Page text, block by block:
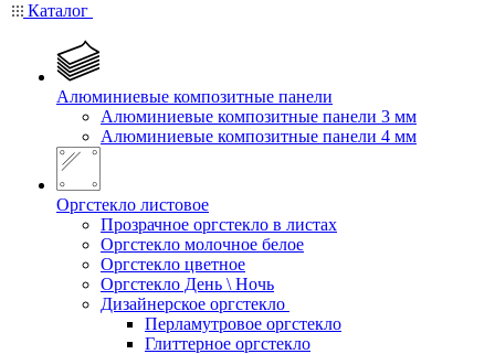
Каталог
Алюминиевые композитные панели
Алюминиевые композитные панели 3 мм
Алюминиевые композитные панели 4 мм
Оргстекло листовое
Прозрачное оргстекло в листах
Оргстекло молочное белое
Оргстекло цветное
Оргстекло День \ Ночь
Дизайнерское оргстекло
Перламутровое оргстекло
Глиттерное оргстекло